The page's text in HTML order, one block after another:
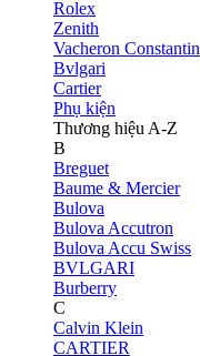
Rolex
Zenith
Vacheron Constantin
Bvlgari
Cartier
Phụ kiện
Thương hiệu A-Z
B
Breguet
Baume & Mercier
Bulova
Bulova Accutron
Bulova Accu Swiss
BVLGARI
Burberry
C
Calvin Klein
CARTIER